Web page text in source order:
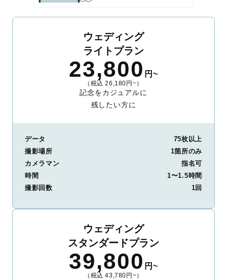
ウェディング
ライトプラン
23,800 円~
（税込 26,180円~）
記念をカジュアルに
残したい方に
データ
75枚以上
撮影場所
1箇所のみ
カメラマン
指名可
時間
1〜1.5時間
撮影回数
1回
ウェディング
スタンダードプラン
39,800 円~
（税込 43,780円~）